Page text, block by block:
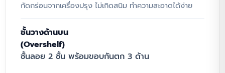
ที่ช่วยเพิ่มพื้นที่จัดเก็บแนวดิ่ง ทำให้โต๊ะเตรียม
อาหารในครัวมีพื้นที่ท็อปว่างเพียงพอสำหรับ
การเตรียมวัตถุดิบ โครงสร้างทั้งหมดผลิตจากส
แตนเลส Food Grade แข็งแรงทนทาน ทนกรด
และด่าง ไม่เป็นสนิม เหมาะสำหรับการใช้งานหนัก
กัดกร่อนจากเครื่องปรุง ไม่เกิดสนิม ทำความสะอาดได้ง่าย
ชั้นวางด้านบน
(Overshelf)
ชั้นลอย 2 ชั้น พร้อมขอบกันตก 3 ด้าน